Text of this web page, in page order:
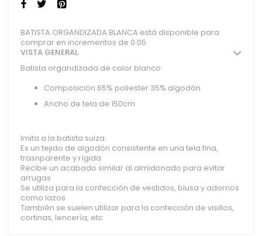
BATISTA ORGANDIZADA BLANCA está disponible para
comprar en incrementos de 0.05
VISTA GENERAL
Batista organdizada de color blanco
Composición 65% poliester 35% algodón
Ancho de tela de 150cm
Imita a la batista suiza.
Es un tejido de algodón consistente en una tela fina,
trasnparente y rígida
Recibe un acabado similar al almidonado para evitar
arrugas
Se utiliza para la confección de vestidos, blusa y adornos
como lazos
También se suelen utilizar para la confección de visillos,
cortinas, lencería, etc